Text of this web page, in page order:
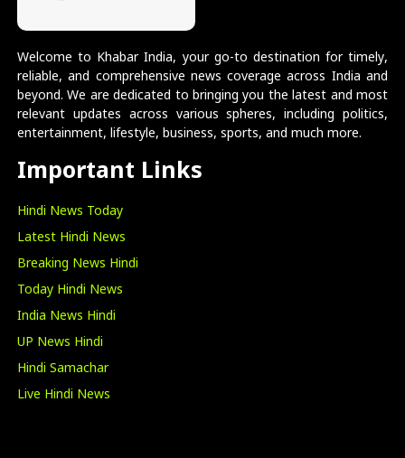
Welcome to Khabar India, your go-to destination for timely,
reliable, and comprehensive news coverage across India and
beyond. We are dedicated to bringing you the latest and most
relevant updates across various spheres, including politics,
entertainment, lifestyle, business, sports, and much more.
Important Links
Hindi News Today
Latest Hindi News
Breaking News Hindi
Today Hindi News
India News Hindi
UP News Hindi
Hindi Samachar
Live Hindi News